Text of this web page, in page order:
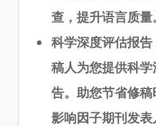
查，提升语言质量
科学深度评估报
稿人为您提供科学
告。助您节省修
影响因子期刊发表